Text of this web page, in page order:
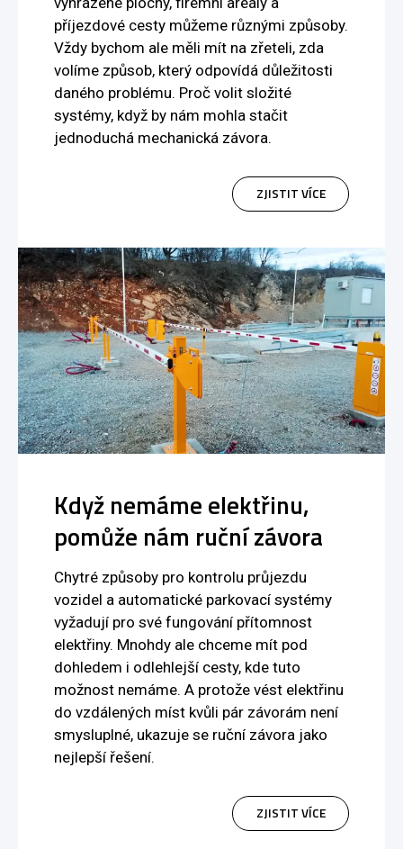
příjezdové cesty můžeme různými způsoby.
Vždy bychom ale měli mít na zřeteli, zda
volíme způsob, který odpovídá důležitosti
daného problému. Proč volit složité
systémy, když by nám mohla stačit
jednoduchá mechanická závora.
ZJISTIT VÍCE
Když nemáme elektřinu,
pomůže nám ruční závora
Chytré způsoby pro kontrolu průjezdu
vozidel a automatické parkovací systémy
vyžadují pro své fungování přítomnost
elektřiny. Mnohdy ale chceme mít pod
dohledem i odlehlejší cesty, kde tuto
možnost nemáme. A protože vést elektřinu
do vzdálených míst kvůli pár závorám není
smysluplné, ukazuje se ruční závora jako
nejlepší řešení.
ZJISTIT VÍCE